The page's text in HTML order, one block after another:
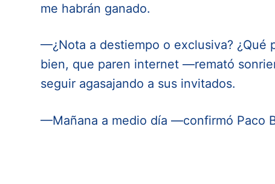
me habrán ganado.
—¿Nota a destiempo o exclusiva? ¿Qué
bien, que paren internet —remató
seguir agasajando a sus invitados.
—Mañana a medio día —confirmó Paco